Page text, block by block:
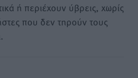
ή περιέχουν ύβρεις, χωρίς
που δεν τηρούν τους